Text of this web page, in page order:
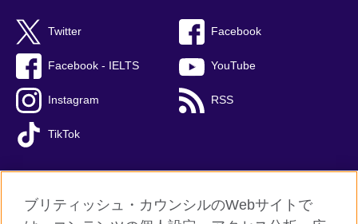
Twitter Facebook
Facebook - IELTS YouTube
Instagram RSS
TikTok
ブリティッシュ・カウンシルのWebサイトで